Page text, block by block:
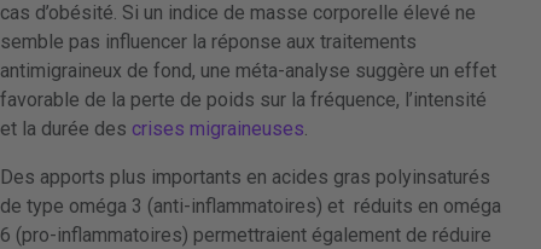
cas d’obésité. Si un indice de masse corporelle élevé ne
semble pas influencer la réponse aux traitements
antimigraineux de fond, une méta-analyse suggère un effet
favorable de la perte de poids sur la fréquence, l’intensité
et la durée des crises migraineuses.
Des apports plus importants en acides gras polyinsaturés
de type oméga 3 (anti-inflammatoires) et réduits en oméga
6 (pro-inflammatoires) permettraient également de réduire